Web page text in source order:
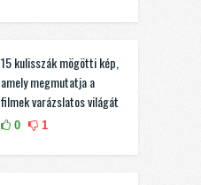
15 kulisszák mögötti kép,
amely megmutatja a
filmek varázslatos világát
0 1